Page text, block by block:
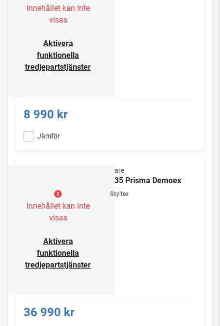
Innehållet kan inte
visas
Aktivera
funktionella
tredjepartstjänster
8 990 kr
Jämför
Innehållet kan inte
visas
Aktivera
funktionella
tredjepartstjänster
Primare
PRE35 Prisma Demoex
Skyltex
36 990 kr